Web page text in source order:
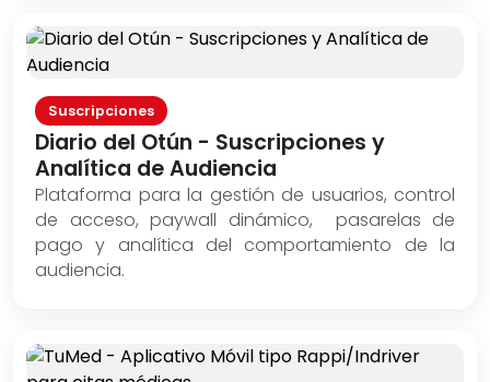
Suscripciones
Diario del Otún - Suscripciones y
Analítica de Audiencia
Plataforma para la gestión de usuarios, control
de acceso, paywall dinámico, pasarelas de
pago y analítica del comportamiento de la
audiencia.